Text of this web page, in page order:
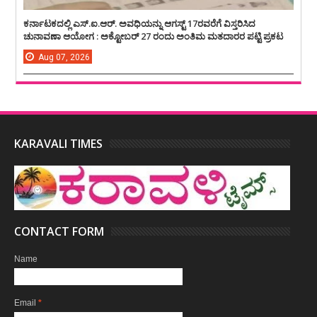
ಕರ್ನಾಟಕದಲ್ಲಿ ಎಸ್.ಐ.ಆರ್. ಅವಧಿಯನ್ನು ಆಗಸ್ಟ್ 17ರವರೆಗೆ ವಿಸ್ತರಿಸಿದ
ಚುನಾವಣಾ ಆಯೋಗ : ಅಕ್ಟೋಬರ್ 27 ರಂದು ಅಂತಿಮ ಮತದಾರರ ಪಟ್ಟಿ ಪ್ರಕಟ
Aug 07, 2026
KARAVALI TIMES
CONTACT FORM
Name
Email *